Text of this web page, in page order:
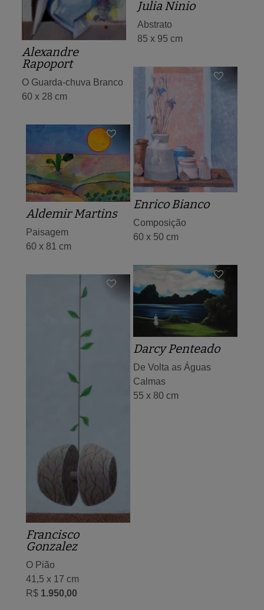
Alexandre
Rapoport
O Guarda-chuva Branco
60 x 28 cm
Julia Ninio
Abstrato
85 x 95 cm
Enrico Bianco
Composição
60 x 50 cm
Aldemir Martins
Paisagem
60 x 81 cm
Darcy Penteado
De Volta as Águas
Calmas
55 x 80 cm
Francisco
Gonzalez
O Pião
41,5 x 17 cm
R$ 1.950,00